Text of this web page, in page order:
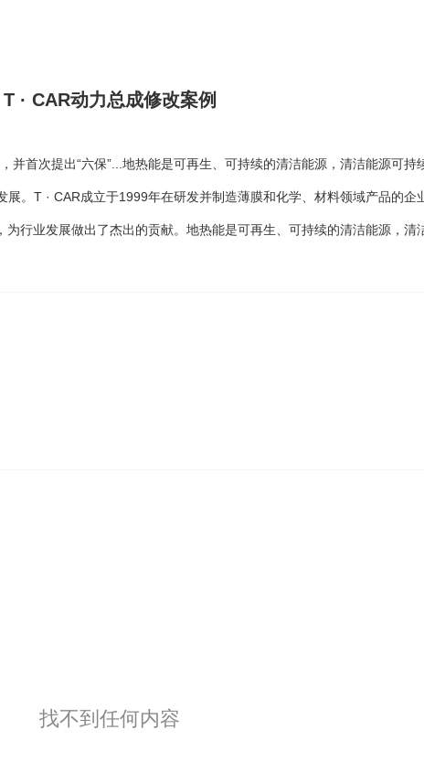
T · CAR动力总成修改案例
并首次提出“六保”...地热能是可再生、可持续的清洁能源，清洁能源可持
。T · CAR成立于1999年在研发并制造薄膜和化学、材料领域产品的企
行业发展做出了杰出的贡献。地热能是可再生、可持续的清洁能源，清
找不到任何内容